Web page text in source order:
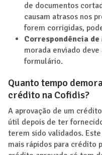
de documentos
causam atrasos nos
forem corrigidas,
Correspondência de
morada enviado
formulário.
Quanto tempo
crédito na Cofidis?
A aprovação de um
útil depois de ter
terem sido validados.
mais rápidos para crédito